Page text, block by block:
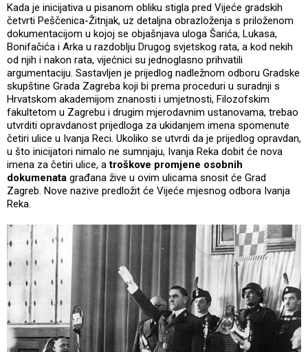
Kada je inicijativa u pisanom obliku stigla pred Vijeće gradskih
četvrti Peščenica-Žitnjak, uz detaljna obrazloženja s priloženom
dokumentacijom u kojoj se objašnjava uloga Šarića, Lukasa,
Bonifačića i Arka u razdoblju Drugog svjetskog rata, a kod nekih
od njih i nakon rata, vijećnici su jednoglasno prihvatili
argumentaciju. Sastavljen je prijedlog nadležnom odboru Gradske
skupštine Grada Zagreba koji bi prema proceduri u suradnji s
Hrvatskom akademijom znanosti i umjetnosti, Filozofskim
fakultetom u Zagrebu i drugim mjerodavnim ustanovama, trebao
utvrditi opravdanost prijedloga za ukidanjem imena spomenute
četiri ulice u Ivanja Reci. Ukoliko se utvrdi da je prijedlog opravdan,
u što inicijatori nimalo ne sumnjaju, Ivanja Reka dobit će nova
imena za četiri ulice, atroškove promjene osobnih
dokumenata građana žive u ovim ulicama snosit će Grad
Zagreb. Nove nazive predložit će Vijeće mjesnog odbora Ivanja
Reka.